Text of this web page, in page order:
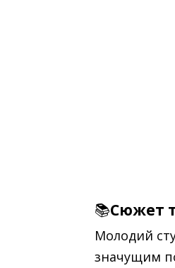
📚Сюжет
Молодий
значущим